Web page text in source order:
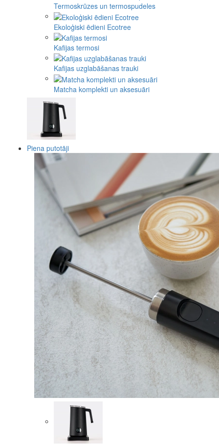
Termoskrūzes un termospudeles
Ekoloģiski ēdieni Ecotree
Kafijas termosi
Kafijas uzglabāšanas trauki
Matcha komplekti un aksesuāri
Piena putotāji